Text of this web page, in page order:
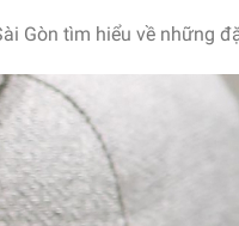
Gòn tìm hiểu về những